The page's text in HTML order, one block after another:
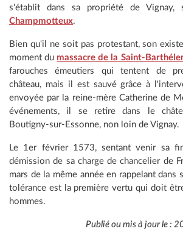
s'établit dans sa propriété de Vignay,
Champmotteux.
Bien qu'il ne soit pas protestant, son
moment du massacre de la Saint-
farouches émeutiers qui tentent de
château, mais il est sauvé grâce à
envoyée par la reine-mère Catherine de
événements, il se retire dans le
Boutigny-sur-Essonne, non loin de Vignay.
Le 1er février 1573, sentant venir sa
démission de sa charge de chancelier de
mars de la même année en rappelant dans
tolérance est la première vertu qui doit
hommes.
Publié ou mis à jour le :